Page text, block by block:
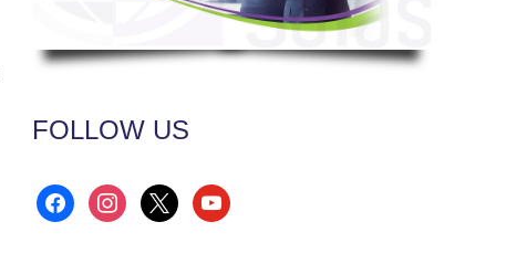
FOLLOW US
facebookinstagram
x youtube